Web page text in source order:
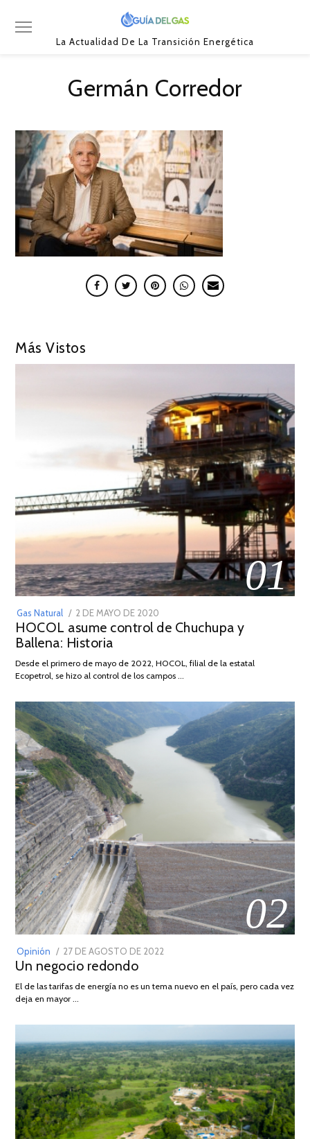
La Actualidad De La Transición Energética
Germán Corredor
Más Vistos
01
Gas Natural
POSTED
ON
2 DE MAYO DE 2020
DE
2026
HOCOL asume control de Chuchupa y
Ballena: Historia
Desde el primero de mayo de 2022, HOCOL, filial de la estatal
Ecopetrol, se hizo al control de los campos …
02
Opinión
POSTED
ON
27 DE AGOSTO DE 2022
DE
Un negocio redondo
El de las tarifas de energía no es un tema nuevo en el país, pero cada vez
deja en mayor …